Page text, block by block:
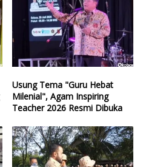
Usung Tema "Guru Hebat
Milenial", Agam Inspiring
Teacher 2026 Resmi Dibuka